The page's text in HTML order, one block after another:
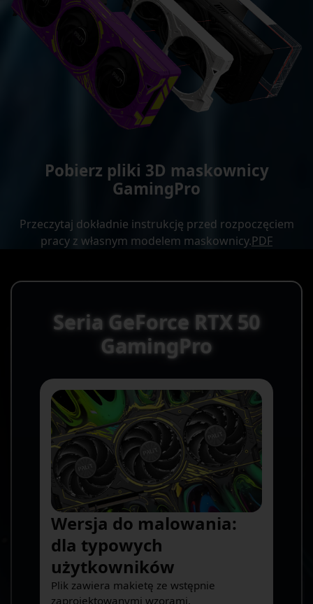
Pobierz pliki 3D maskownicy
GamingPro
Przeczytaj dokładnie instrukcję przed rozpoczęciem
pracy z własnym modelem maskownicy.PDF
Seria GeForce RTX 50
GamingPro
Wersja do malowania:
dla typowych
użytkowników
Plik zawiera makietę ze wstępnie
zaprojektowanymi wzorami.